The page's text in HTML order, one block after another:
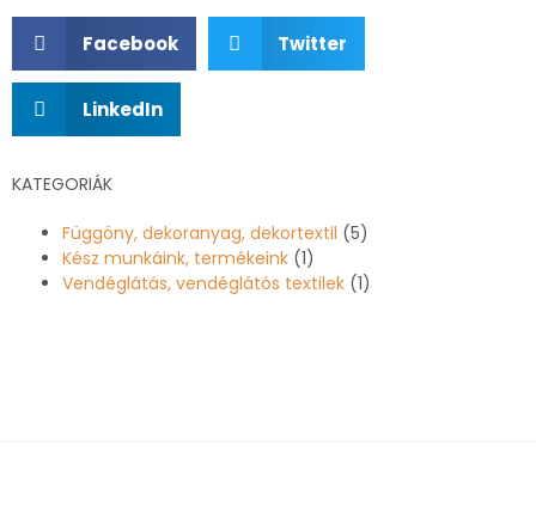
Facebook Twitter
LinkedIn
KATEGORIÁK
Függöny, dekoranyag, dekortextil (5)
Kész munkáink, termékeink (1)
Vendéglátás, vendéglátós textilek (1)